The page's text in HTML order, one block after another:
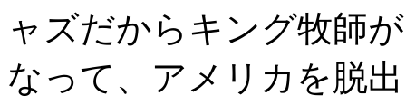
ャズだからキング牧師
なって、アメリカを脱